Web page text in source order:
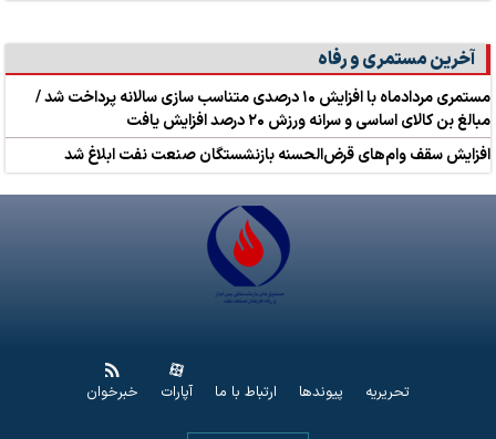
آخرین مستمری و رفاه
مستمری مردادماه با افزایش ۱۰ درصدی متناسب سازی سالانه پرداخت شد /
مبالغ بن کالای اساسی و سرانه ورزش ۲۰ درصد افزایش یافت
افزایش سقف وام‌های قرض‌الحسنه بازنشستگان صنعت نفت ابلاغ شد
تحریریه پیوندها ارتباط با ما آپارات خبرخوان